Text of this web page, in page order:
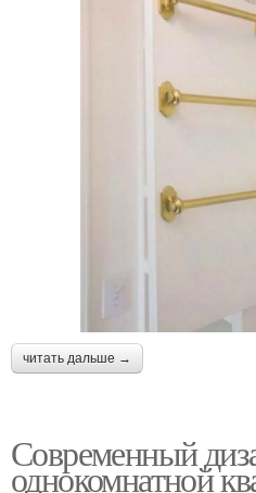
читать дальше →
Современный
однокомнатной